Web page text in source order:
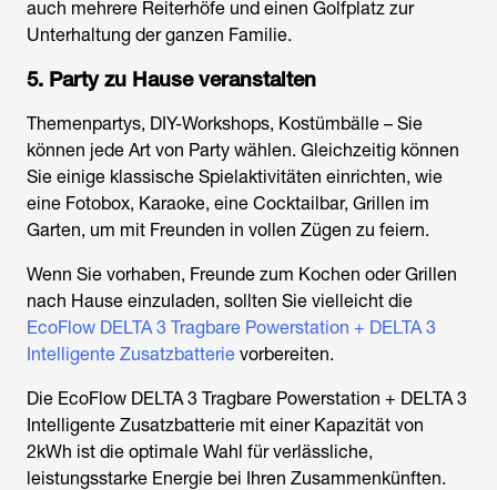
auch mehrere Reiterhöfe und einen Golfplatz zur
Unterhaltung der ganzen Familie.
5. Party zu Hause veranstalten
Themenpartys, DIY-Workshops, Kostümbälle – Sie
können jede Art von Party wählen. Gleichzeitig können
Sie einige klassische Spielaktivitäten einrichten, wie
eine Fotobox, Karaoke, eine Cocktailbar, Grillen im
Garten, um mit Freunden in vollen Zügen zu feiern.
Wenn Sie vorhaben, Freunde zum Kochen oder Grillen
nach Hause einzuladen, sollten Sie vielleicht die
EcoFlow DELTA 3 Tragbare Powerstation + DELTA 3
Intelligente Zusatzbatterie vorbereiten.
Die EcoFlow DELTA 3 Tragbare Powerstation + DELTA 3
Intelligente Zusatzbatterie mit einer Kapazität von
2kWh ist die optimale Wahl für verlässliche,
leistungsstarke Energie bei Ihren Zusammenkünften.